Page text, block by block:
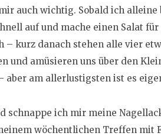
auch wichtig. Sobald ich
auf und mache einen Salat
– kurz danach stehen alle vier
und amüsieren uns über den
aber am allerlustigsten ist es
schnappe ich mir meine
wöchentlichen Treffen mit